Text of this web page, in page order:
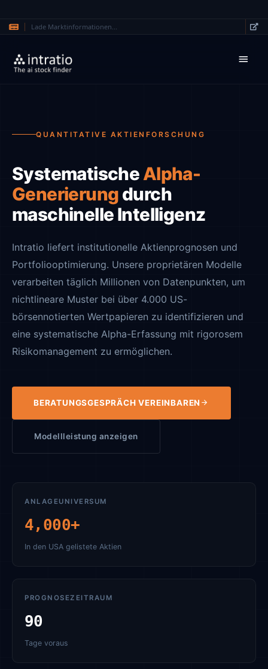
Lade Marktinformationen...
QUANTITATIVE AKTIENFORSCHUNG
SystematischeAlpha-
Generierungdurch
maschinelle Intelligenz
Intratio liefert institutionelle Aktienprognosen und
Portfoliooptimierung. Unsere proprietären Modelle
verarbeiten täglich Millionen von Datenpunkten, um
nichtlineare Muster bei über 4.000 US-
börsennotierten Wertpapieren zu identifizieren und
eine systematische Alpha-Erfassung mit rigorosem
Risikomanagement zu ermöglichen.
BERATUNGSGESPRÄCH VEREINBAREN
Modellleistung anzeigen
ANLAGEUNIVERSUM
4,000+
In den USA gelistete Aktien
PROGNOSEZEITRAUM
90
Tage voraus